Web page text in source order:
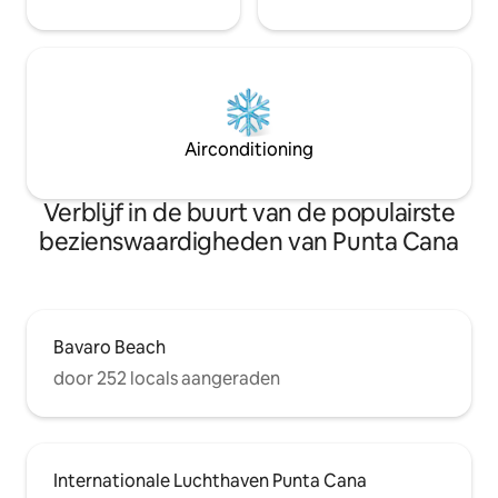
transportkosten gebruiken in het
Airconditioning
Verblijf in de buurt van de populairste
bezienswaardigheden van Punta Cana
Bavaro Beach
door 252 locals aangeraden
Internationale Luchthaven Punta Cana